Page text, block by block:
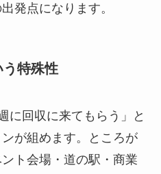
発点になります。
特殊性
に回収に来てもらう」と
が組めます。ところが
ト会場・道の駅・商業